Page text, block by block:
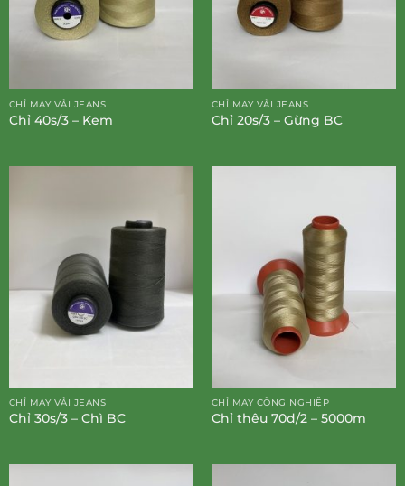
CHỈ MAY VẢI JEANS
Chỉ 40s/3 – Kem
CHỈ MAY VẢI JEANS
Chỉ 20s/3 – Gừng BC
CHỈ MAY VẢI JEANS
Chỉ 30s/3 – Chì BC
CHỈ MAY CÔNG NGHIỆP
Chỉ thêu 70d/2 – 5000m